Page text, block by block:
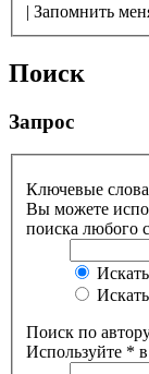
| Запомнить
Поиск
Запрос
Ключевые
Вы можете
поиска любого
Поиск по
Используйте *